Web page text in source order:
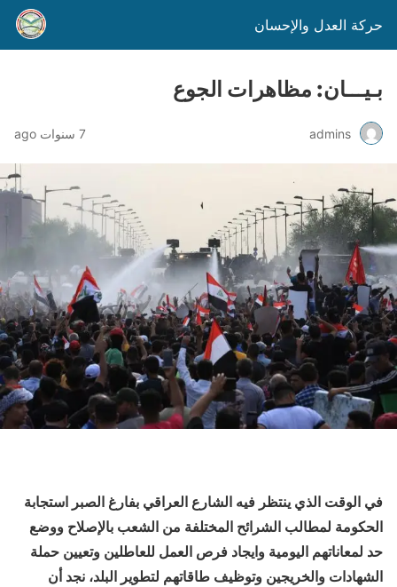
حركة العدل والإحسان
بـيـــان: مظاهرات الجوع
admins 7 سنوات ago
في الوقت الذي ينتظر فيه الشارع العراقي بفارغ الصبر استجابة
الحكومة لمطالب الشرائح المختلفة من الشعب بالإصلاح ووضع
حد لمعاناتهم اليومية وايجاد فرص العمل للعاطلين وتعيين حملة
الشهادات والخريجين وتوظيف طاقاتهم لتطوير البلد، نجد أن